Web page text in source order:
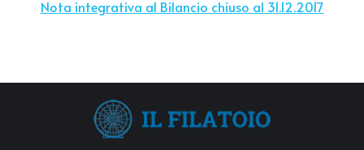
Nota integrativa al Bilancio chiuso al 31.12.2017